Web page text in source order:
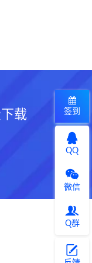
载 签到
QQ
微信
Q群